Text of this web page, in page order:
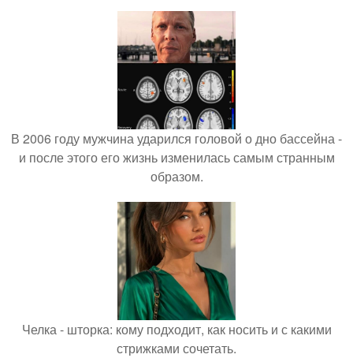
В 2006 году мужчина ударился головой о дно бассейна -
и после этого его жизнь изменилась самым странным
образом.
Челка - шторка: кому подходит, как носить и с какими
стрижками сочетать.